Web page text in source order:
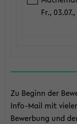
Fr.,
Zu Beginn der
Info-Mail mit
Bewerbung und